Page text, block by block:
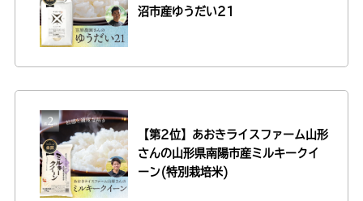
沼市産ゆうだい21
【第2位】あおきライスファーム山形
さんの山形県南陽市産ミルキークイ
ーン(特別栽培米)